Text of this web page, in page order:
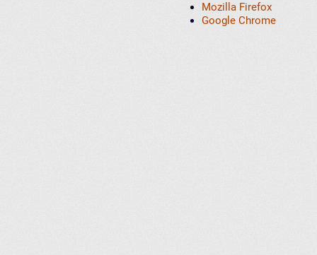
Mozilla Firefox
Google Chrome